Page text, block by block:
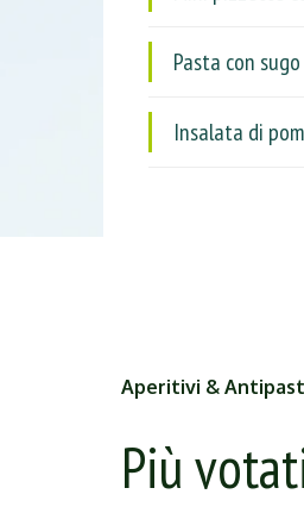
Pasta con
Insalata di
Aperitivi &
Più